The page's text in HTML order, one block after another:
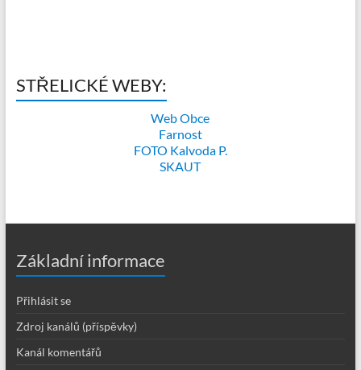
STŘELICKÉ WEBY:
Web Obce
Farnost
FOTO Kalvoda P.
SKAUT
Základní informace
Přihlásit se
Zdroj kanálů (příspěvky)
Kanál komentářů